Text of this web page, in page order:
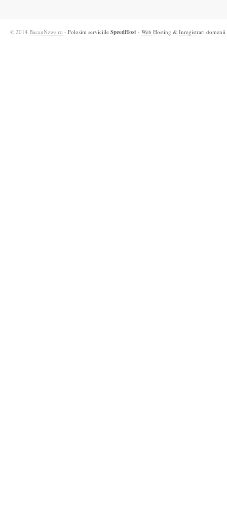
© 2014 BacauNews.ro - Folosim serviciile SpeedHost - Web Hosting & Inregistrari domenii